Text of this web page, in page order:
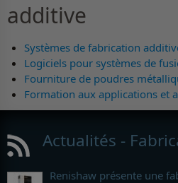
additive
Systèmes de fabrication
Logiciels pour systèmes de
Fourniture de poudres
Formation aux applications et
Actualités -
Renishaw présente une